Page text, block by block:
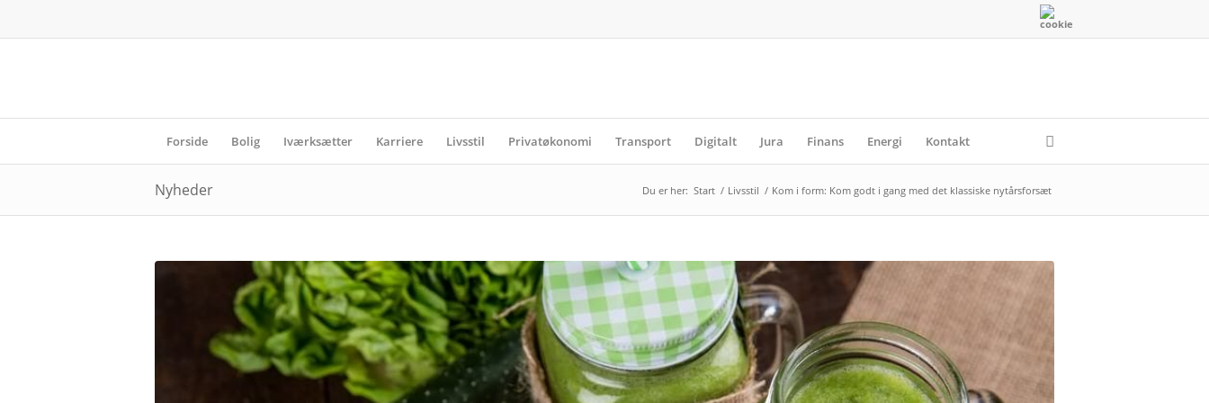
Forside Bolig Iværksætter Karriere Livsstil Privatøkonomi Transport Digitalt Jura Finans Energi Kontakt
Nyheder Du er her: Start / Livsstil / Kom i form: Kom godt i gang med det klassiske nytårsforsæt